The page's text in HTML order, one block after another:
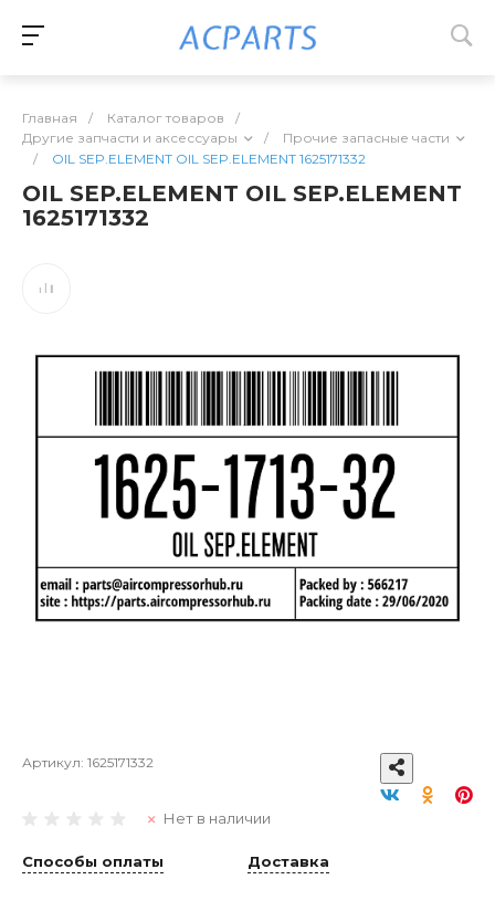
Главная / Каталог товаров
/
Другие запчасти и аксессуары
/
Прочие запасные части
/
OIL SEP.ELEMENT OIL SEP.ELEMENT 1625171332
OIL SEP.ELEMENT OIL SEP.ELEMENT
1625171332
Артикул: 1625171332
Нет в наличии
Способы оплаты Доставка